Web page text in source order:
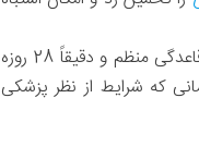
از آنجا که زمان نزدیکی، تخمک گذاری و لانه گزینی همگی در وقوع بارداری موثرند، حتی برای خانم هایی که چرخه قاعدگی منظم و دقیقاً 28 روزه
که شرایط از نظر پزشکی